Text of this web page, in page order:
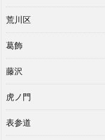
荒川区
葛飾
藤沢
虎ノ門
表参道